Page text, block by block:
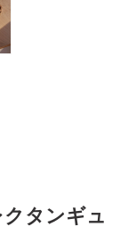
クタンギュ